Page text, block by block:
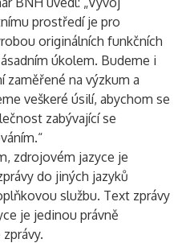
prostředí je pro
originálních funkčních
úkolem. Budeme i
zaměřené na výzkum a
veškeré úsilí, abychom se
zabývající se
zdrojovém jazyce je
do jiných jazyků
službu. Text zprávy
je jedinou právně